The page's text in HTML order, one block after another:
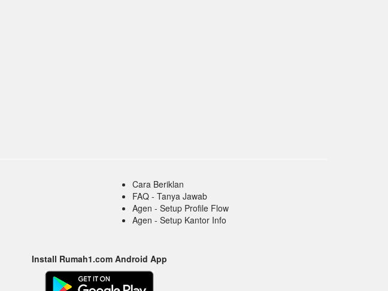
Cara Beriklan
FAQ - Tanya Jawab
Agen - Setup Profile Flow
Agen - Setup Kantor Info
Install Rumah1.com Android App